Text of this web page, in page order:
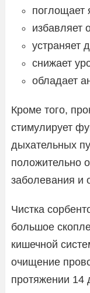
поглощает
избавляет
устраняет
снижает
обладает
Кроме того,
стимулирует
дыхательных
положительно
заболевания и
Чистка
большое
кишечной
очищение
протяжении 14